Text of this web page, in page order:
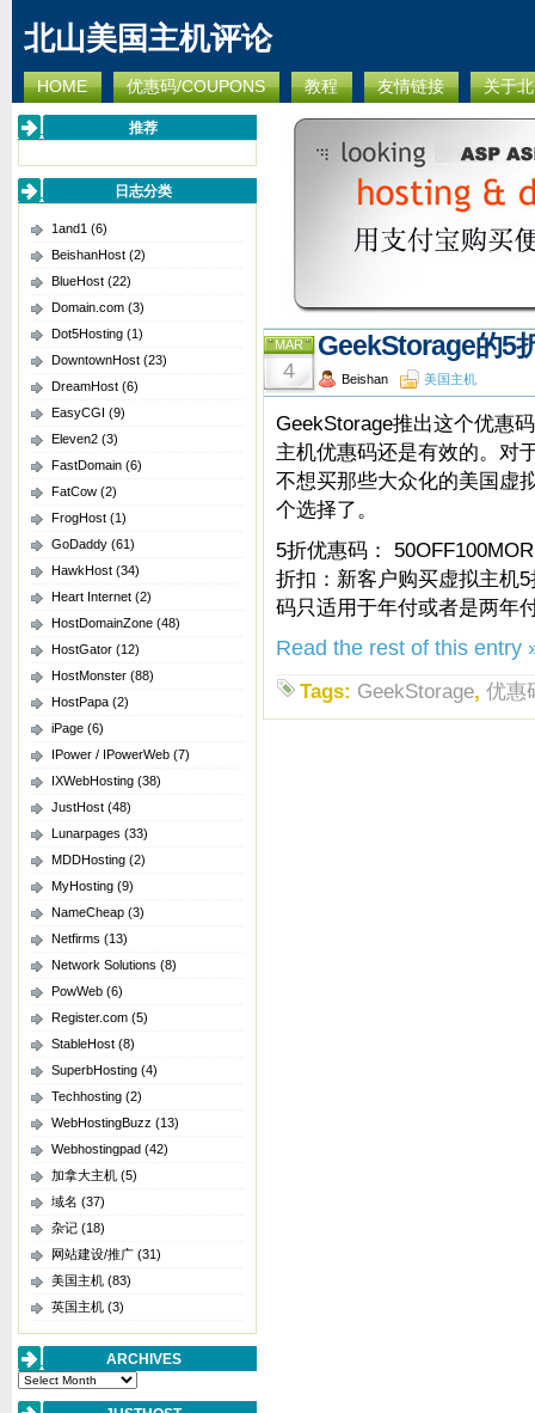
北山美国主机评论
HOME 优惠码/COUPONS 教程 友情链接 关于
推荐
日志分类
1and1 (6)
BeishanHost (2)
BlueHost (22)
Domain.com (3)
Dot5Hosting (1)
DowntownHost (23)
DreamHost (6)
EasyCGI (9)
Eleven2 (3)
FastDomain (6)
FatCow (2)
FrogHost (1)
GoDaddy (61)
HawkHost (34)
Heart Internet (2)
HostDomainZone (48)
HostGator (12)
HostMonster (88)
HostPapa (2)
iPage (6)
IPower / IPowerWeb (7)
IXWebHosting (38)
JustHost (48)
Lunarpages (33)
MDDHosting (2)
MyHosting (9)
NameCheap (3)
Netfirms (13)
Network Solutions (8)
PowWeb (6)
Register.com (5)
StableHost (8)
SuperbHosting (4)
Techhosting (2)
WebHostingBuzz (13)
Webhostingpad (42)
加拿大主机 (5)
域名 (37)
杂记 (18)
网站建设/推广 (31)
美国主机 (83)
英国主机 (3)
ARCHIVES
Archives
MAR
4
GeekStorage的5
Beishan 美国主机
GeekStorage推出这个优惠
主机优惠码还是有效的。对
不想买那些大众化的美国虚
个选择了。
5折优惠码：
折扣：新客户购买虚拟主机
码只适用于年付或者是两年
Read the rest of this entry
Tags: GeekStorage, 优惠